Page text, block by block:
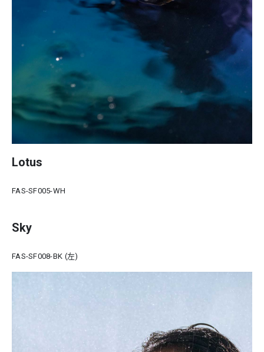
Lotus
FAS-SF005-WH
Sky
FAS-SF008-BK (左)